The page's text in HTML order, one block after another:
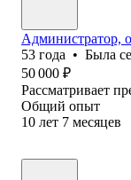
Администратор,
53 года • Была
50 000 ₽
Рассматривает
Общий опыт
10 лет 7 месяцев